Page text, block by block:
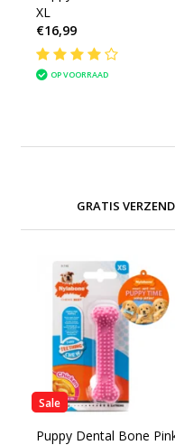
XL
€16,99
OP VOORRAAD
GRATIS
Sale
Puppy Dental Bone